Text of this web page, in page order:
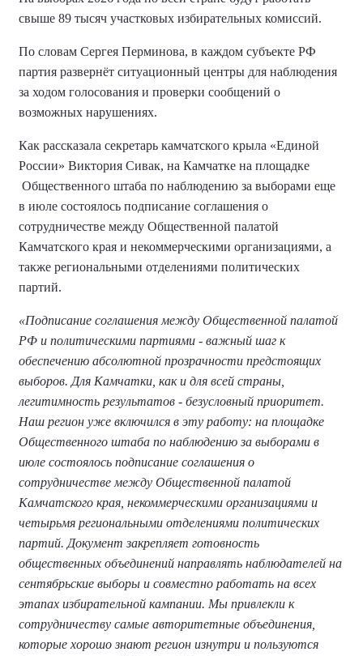
свыше 89 тысяч участковых избирательных комиссий.
По словам Сергея Перминова, в каждом субъекте РФ
партия развернёт ситуационный центры для наблюдения
за ходом голосования и проверки сообщений о
возможных нарушениях.
Как рассказала секретарь камчатского крыла «Единой
России» Виктория Сивак, на Камчатке на площадке
Общественного штаба по наблюдению за выборами еще
в июле состоялось подписание соглашения о
сотрудничестве между Общественной палатой
Камчатского края и некоммерческими организациями, а
также региональными отделениями политических
партий.
«Подписание соглашения между Общественной палатой
РФ и политическими партиями - важный шаг к
обеспечению абсолютной прозрачности предстоящих
выборов. Для Камчатки, как и для всей страны,
легитимность результатов - безусловный приоритет.
Наш регион уже включился в эту работу: на площадке
Общественного штаба по наблюдению за выборами в
июле состоялось подписание соглашения о
сотрудничестве между Общественной палатой
Камчатского края, некоммерческими организациями и
четырьмя региональными отделениями политических
партий. Документ закрепляет готовность
общественных объединений направлять наблюдателей на
сентябрьские выборы и совместно работать на всех
этапах избирательной кампании. Мы привлекли к
сотрудничеству самые авторитетные объединения,
которые хорошо знают регион изнутри и пользуются